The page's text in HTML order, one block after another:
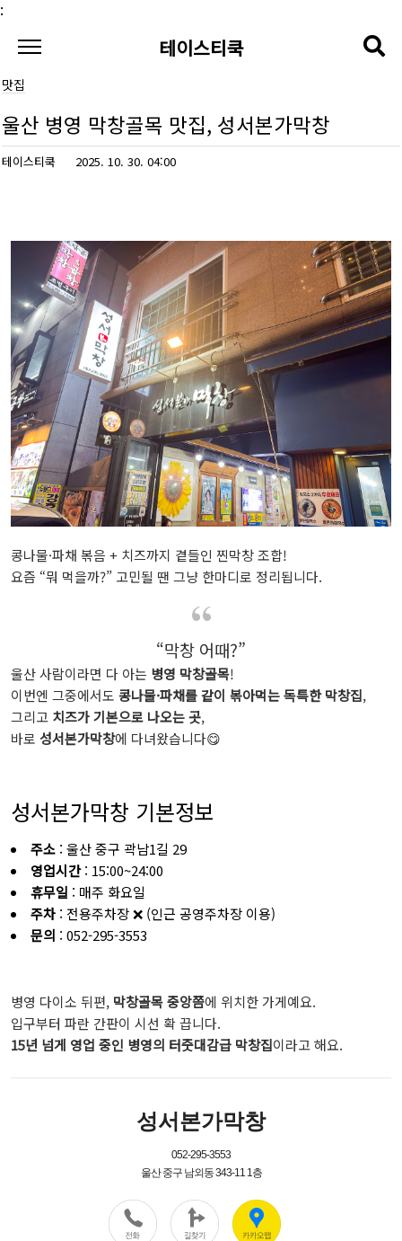
:
본문 바로가기
테이스티쿡
맛집
울산 병영 막창골목 맛집, 성서본가막창
테이스티쿡 2025. 10. 30. 04:00
콩나물·파채 볶음 + 치즈까지 곁들인 찐막창 조합!
요즘 “뭐 먹을까?” 고민될 땐 그냥 한마디로 정리됩니다.
“막창 어때?”
울산 사람이라면 다 아는 병영 막창골목!
이번엔 그중에서도 콩나물·파채를 같이 볶아먹는 독특한 막창집,
그리고 치즈가 기본으로 나오는 곳,
바로 성서본가막창에 다녀왔습니다😋
성서본가막창 기본정보
주소 : 울산 중구 곽남1길 29
영업시간: 15:00~24:00
휴무일 : 매주 화요일
주차 : 전용주차장 ❌ (인근 공영주차장 이용)
문의 : 052-295-3553
병영 다이소 뒤편, 막창골목 중앙쯤에 위치한 가게예요.
입구부터 파란 간판이 시선 확 끕니다.
15년 넘게 영업 중인 병영의 터줏대감급 막창집이라고 해요.